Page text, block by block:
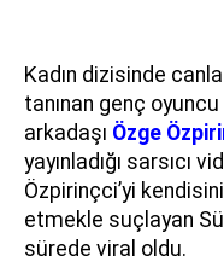
Kadın dizisinde
tanınan genç oyuncu
arkadaşı Özge
yayınladığı sarsıcı
Özpirinçci’yi
etmekle suçlayan
sürede viral oldu.